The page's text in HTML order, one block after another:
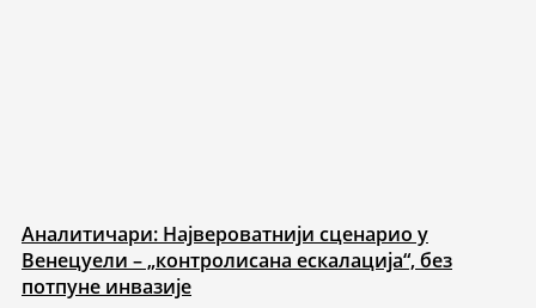
Аналитичари: Највероватнији сценарио у
Венецуели – „контролисана ескалација“, без
потпуне инвазије